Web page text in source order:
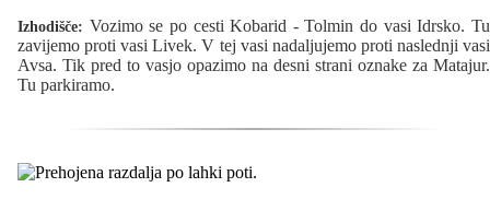
Izhodišče: Vozimo se po cesti Kobarid - Tolmin do vasi Idrsko. Tu
zavijemo proti vasi Livek. V tej vasi nadaljujemo proti naslednji vasi
Avsa. Tik pred to vasjo opazimo na desni strani oznake za Matajur.
Tu parkiramo.